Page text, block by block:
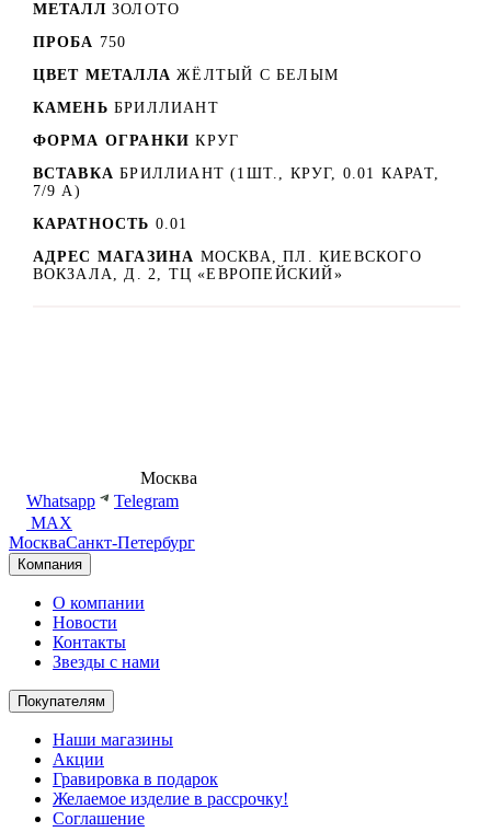
МЕТАЛЛ ЗОЛОТО
ПРОБА 750
ЦВЕТ МЕТАЛЛА ЖЁЛТЫЙ С БЕЛЫМ
КАМЕНЬ БРИЛЛИАНТ
ФОРМА ОГРАНКИ КРУГ
ВСТАВКА БРИЛЛИАНТ (1ШТ., КРУГ, 0.01 КАРАТ,
7/9 А)
КАРАТНОСТЬ 0.01
АДРЕС МАГАЗИНА МОСКВА, ПЛ. КИЕВСКОГО
ВОКЗАЛА, Д. 2, ТЦ «ЕВРОПЕЙСКИЙ»
Москва
Whatsapp
Telegram
MAX
МоскваСанкт-Петербург
Компания
О компании
Новости
Контакты
Звезды с нами
Покупателям
Наши магазины
Акции
Гравировка в подарок
Желаемое изделие в рассрочку!
Соглашение